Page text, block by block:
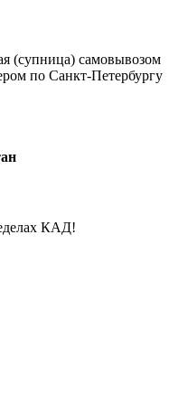
(супница) самовывозом
по Санкт-Петербургу
КАД!